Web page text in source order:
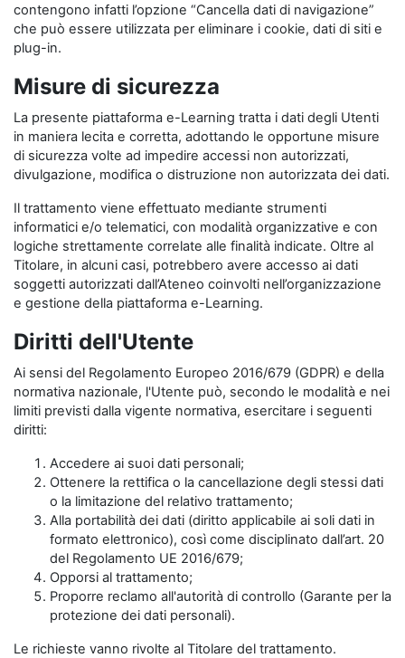
contengono infatti l’opzione “Cancella dati di navigazione”
che può essere utilizzata per eliminare i cookie, dati di siti e
plug-in.
Misure di sicurezza
La presente piattaforma e-Learning tratta i dati degli Utenti
in maniera lecita e corretta, adottando le opportune misure
di sicurezza volte ad impedire accessi non autorizzati,
divulgazione, modifica o distruzione non autorizzata dei dati.
Il trattamento viene effettuato mediante strumenti
informatici e/o telematici, con modalità organizzative e con
logiche strettamente correlate alle finalità indicate. Oltre al
Titolare, in alcuni casi, potrebbero avere accesso ai dati
soggetti autorizzati dall’Ateneo coinvolti nell’organizzazione
e gestione della piattaforma e-Learning.
Diritti dell'Utente
Ai sensi del Regolamento Europeo 2016/679 (GDPR) e della
normativa nazionale, l'Utente può, secondo le modalità e nei
limiti previsti dalla vigente normativa, esercitare i seguenti
diritti:
Accedere ai suoi dati personali;
Ottenere la rettifica o la cancellazione degli stessi dati
o la limitazione del relativo trattamento;
Alla portabilità dei dati (diritto applicabile ai soli dati in
formato elettronico), così come disciplinato dall’art. 20
del Regolamento UE 2016/679;
Opporsi al trattamento;
Proporre reclamo all'autorità di controllo (Garante per la
protezione dei dati personali).
Le richieste vanno rivolte al Titolare del trattamento.